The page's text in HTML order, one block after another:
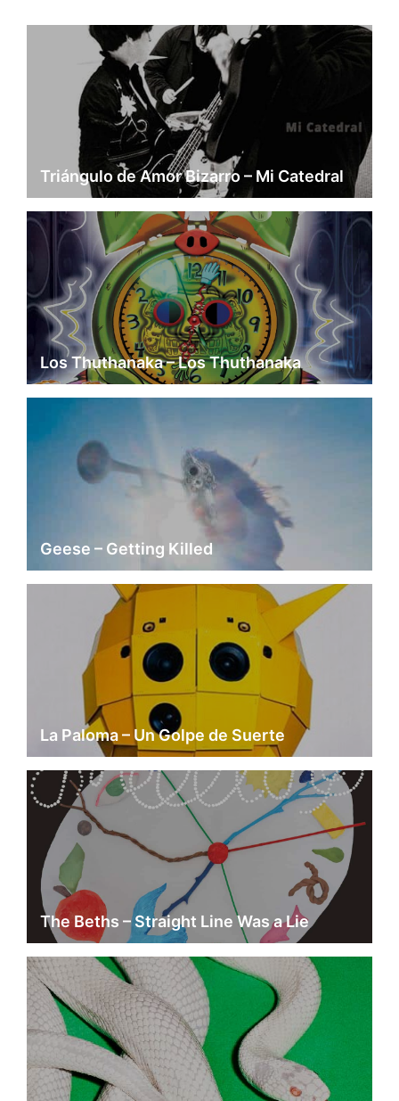
Triángulo de Amor Bizarro – Mi Catedral
Los Thuthanaka – Los Thuthanaka
Geese – Getting Killed
La Paloma – Un Golpe de Suerte
The Beths – Straight Line Was a Lie